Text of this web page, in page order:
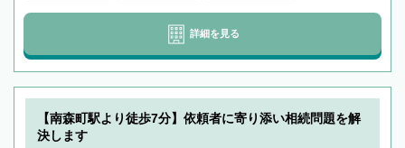
詳細を見る
【南森町駅より徒歩7分】依頼者に寄り添い相続問題を解
決します